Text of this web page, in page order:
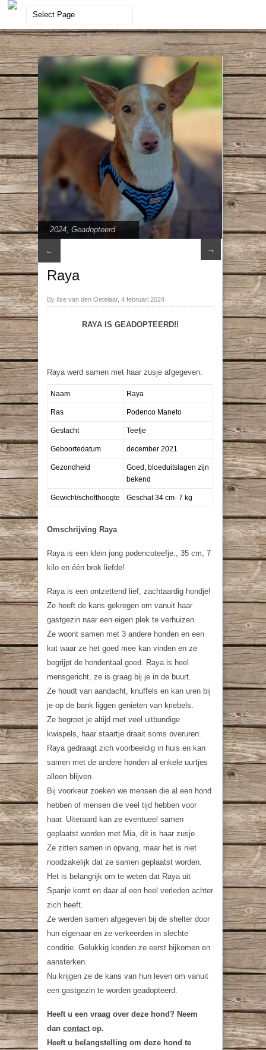
2024 Geadopteerd
← →
Raya
By Ilse van den Oetelaar, 4 februari 2024
RAYA IS GEADOPTEERD!!
Raya werd samen met haar zusje afgegeven.
Naam Raya
Ras Podenco Maneto
Geslacht Teefje
Geboortedatum december 2021
Gezondheid
Goed, bloeduitslagen zijn
bekend
Gewicht/schofthoogte Geschat 34 cm- 7 kg
Omschrijving Raya
Raya is een klein jong podencoteefje., 35 cm, 7
kilo en één brok liefde!
Raya is een ontzettend lief, zachtaardig hondje!
Ze heeft de kans gekregen om vanuit haar
gastgezin naar een eigen plek te verhuizen.
Ze woont samen met 3 andere honden en een
kat waar ze het goed mee kan vinden en ze
begrijpt de hondentaal goed. Raya is heel
mensgericht, ze is graag bij je in de buurt.
Ze houdt van aandacht, knuffels en kan uren bij
je op de bank liggen genieten van kriebels.
Ze begroet je altijd met veel uitbundige
kwispels, haar staartje draait soms overuren.
Raya gedraagt zich voorbeeldig in huis en kan
samen met de andere honden al enkele uurtjes
alleen blijven.
Bij voorkeur zoeken we mensen die al een hond
hebben of mensen die veel tijd hebben voor
haar. Uiteraard kan ze eventueel samen
geplaatst worden met Mia, dit is haar zusje.
Ze zitten samen in opvang, maar het is niet
noodzakelijk dat ze samen geplaatst worden.
Het is belangrijk om te weten dat Raya uit
Spanje komt en daar al een heel verleden achter
zich heeft.
Ze werden samen afgegeven bij de shelter door
hun eigenaar en ze verkeerden in slechte
conditie. Gelukkig konden ze eerst bijkomen en
aansterken.
Nu krijgen ze de kans van hun leven om vanuit
een gastgezin te worden geadopteerd.
Heeft u een vraag over deze hond? Neem
dan contact op.
Heeft u belangstelling om deze hond te